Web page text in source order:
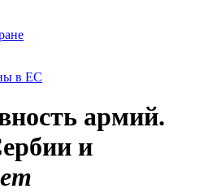
в ЕС
армий.
и